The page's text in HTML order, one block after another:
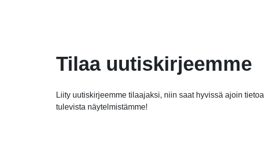
Tilaa uutiskirjeemme
Liity uutiskirjeemme tilaajaksi, niin saat hyvissä ajoin tietoa
tulevista näytelmistämme!